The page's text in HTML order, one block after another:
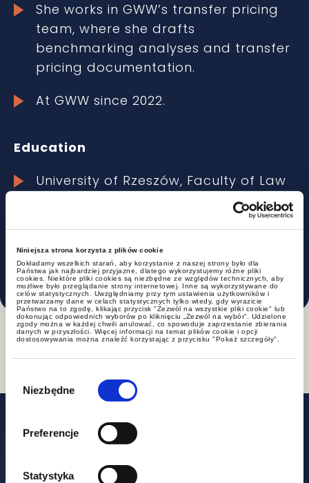
Niniejsza strona korzysta z plików cookie
Dokładamy wszelkich starań, aby korzystanie z naszej strony było dla
Państwa jak najbardziej przyjazne, dlatego wykorzystujemy różne pliki
cookies. Niektóre pliki cookies są niezbędne ze względów technicznych, aby
możliwe było przeglądanie strony internetowej. Inne są wykorzystywane do
celów statystycznych. Uwzględniamy przy tym ustawienia użytkowników i
przetwarzamy dane w celach statystycznych tylko wtedy, gdy wyrazicie
Państwo na to zgodę, klikając przycisk "Zezwól na wszystkie pliki cookie" lub
dokonując odpowiednich wyborów po kliknięciu „Zezwól na wybór”. Udzielone
zgody można w każdej chwili anulować, co spowoduje zaprzestanie zbierania
danych w przyszłości. Więcej informacji na temat plików cookie i opcji
dostosowywania można znaleźć korzystając z przycisku "Pokaż szczegóły".
zgody
Niezbędne
Preferencje
Statystyka
She works in GWW’s transfer pricing
team, where she drafts
benchmarking analyses and transfer
pricing documentation.
At GWW since 2022.
Education
University of Rzeszów, Faculty of Law
Rzeszów Regional Bar Council, trainee
attorney – since 2025
Our offices